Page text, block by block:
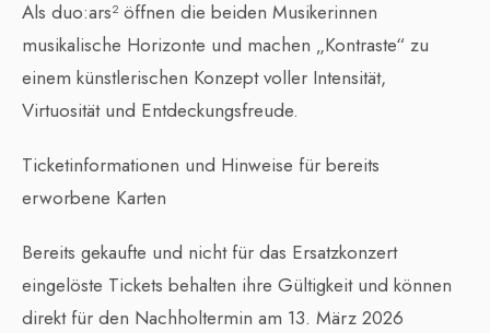
Als duo:ars² öffnen die beiden Musikerinnen
musikalische Horizonte und machen „Kontraste“ zu
einem künstlerischen Konzept voller Intensität,
Virtuosität und Entdeckungsfreude.
Ticketinformationen und Hinweise für bereits
erworbene Karten
Bereits gekaufte und nicht für das Ersatzkonzert
eingelöste Tickets behalten ihre Gültigkeit und können
direkt für den Nachholtermin am 13. März 2026